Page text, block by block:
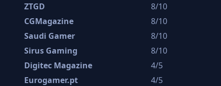
ZTGD
8/10
CGMagazine
8/10
Saudi Gamer
8/10
Sirus Gaming
8/10
Digitec Magazine
4/5
Eurogamer.pt
4/5